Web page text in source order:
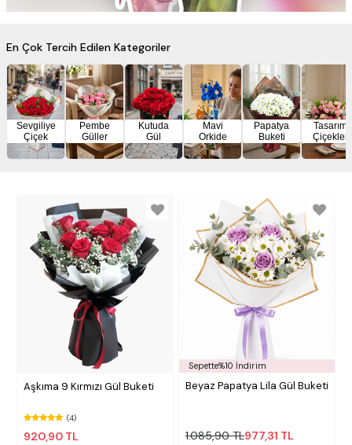
En Çok Tercih Edilen Kategoriler
Sevgiliye
Çiçek
Pembe
Güller
Kutuda
Gül
Mavi
Orkide
Papatya
Buketi
Tasarım
Çiçekler
Aşkıma 9 Kırmızı Gül Buketi
(4)
920,90 TL
Sepette%10 İndirim
Beyaz Papatya Lila Gül Buketi
1.085,90 TL977,31 TL